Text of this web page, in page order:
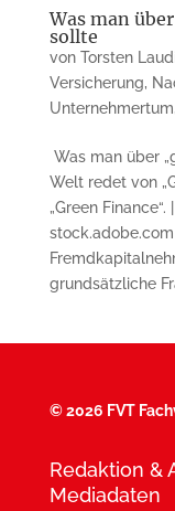
Was man
sollte
von Torsten
Versicherung,
Unternehmertum
Was man über
Welt redet von
„Green
grundsätzliche
©2026 FVT
Redaktion &
Mediadaten